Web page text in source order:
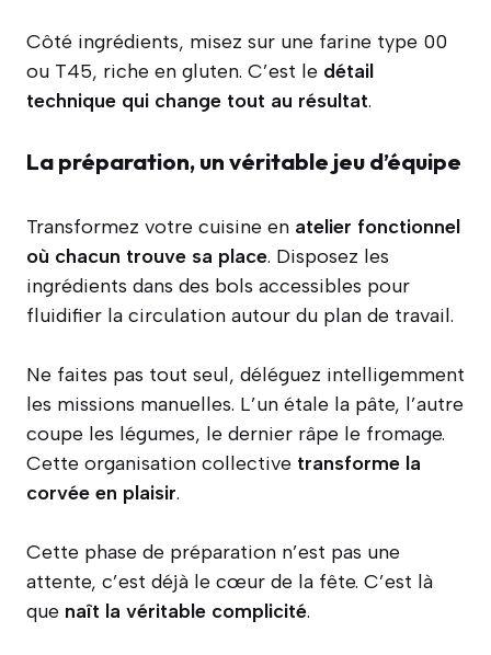
Côté ingrédients, misez sur une farine type 00
ou T45, riche en gluten. C’est le détail
technique qui change tout au résultat.
La préparation, un véritable jeu d’équipe
Transformez votre cuisine en atelier fonctionnel
où chacun trouve sa place. Disposez les
ingrédients dans des bols accessibles pour
fluidifier la circulation autour du plan de travail.
Ne faites pas tout seul, déléguez intelligemment
les missions manuelles. L’un étale la pâte, l’autre
coupe les légumes, le dernier râpe le fromage.
Cette organisation collective transforme la
corvée en plaisir.
Cette phase de préparation n’est pas une
attente, c’est déjà le cœur de la fête. C’est là
que naît la véritable complicité.